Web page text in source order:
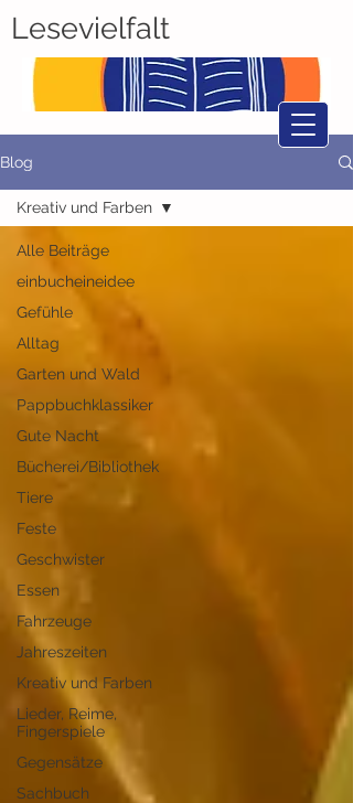
Lesevielfalt
Blog
Alle Beiträge
einbucheineidee
Gefühle
Alltag
Garten und Wald
Pappbuchklassiker
Gute Nacht
Bücherei/Bibliothek
Tiere
Feste
Geschwister
Essen
Fahrzeuge
Jahreszeiten
Kreativ und Farben
Lieder, Reime,
Fingerspiele
Gegensätze
Sachbuch
Kreativ und Farben